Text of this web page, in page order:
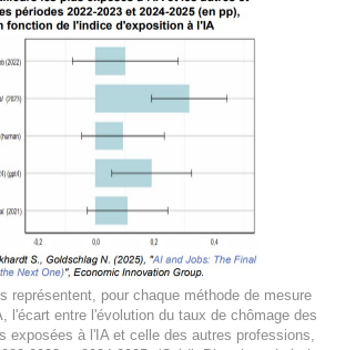
représentent, pour chaque méthode de mesure
l'écart entre l'évolution du taux de chômage des
exposées à l'IA et celle des autres professions,